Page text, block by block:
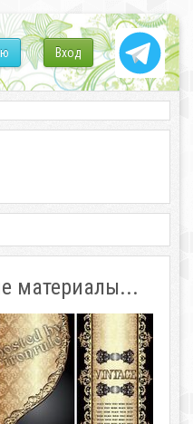
Вход
материалы...